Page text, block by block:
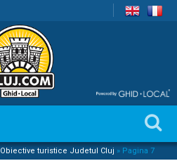
Obiective turistice Judetul Cluj » Pagina 7